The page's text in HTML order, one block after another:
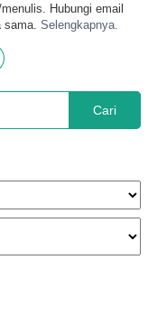
Hubungi email
Selengkapnya.
Cari